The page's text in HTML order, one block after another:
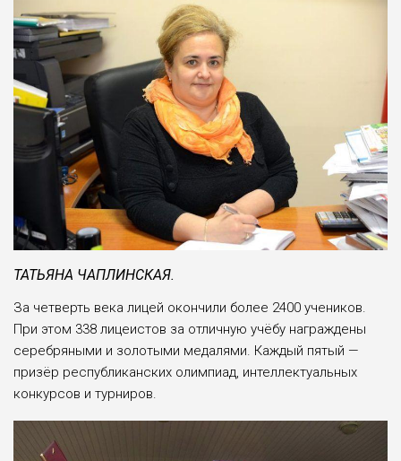
ТАТЬЯНА ЧАПЛИНСКАЯ.
За четверть века лицей окончили более 2400 учеников.
При этом 338 лицеистов за отличную учёбу награждены
серебряными и золотыми медалями. Каждый пятый —
призёр республиканских олимпиад, интел­лектуальных
конкурсов и турниров.